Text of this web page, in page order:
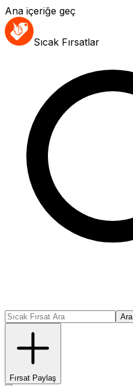
Ana içeriğe geç
Sıcak Fırsatlar
Ara
Fırsat Paylaş